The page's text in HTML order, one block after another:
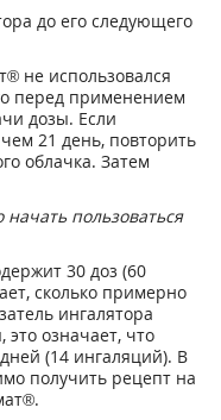
до его следующего
® не использовался
перед применением
дозы. Если
21 день, повторить
облачка. Затем
пользоваться
30 доз (60
сколько примерно
ингалятора
означает, что
(14 ингаляций). В
получить рецепт на
®.